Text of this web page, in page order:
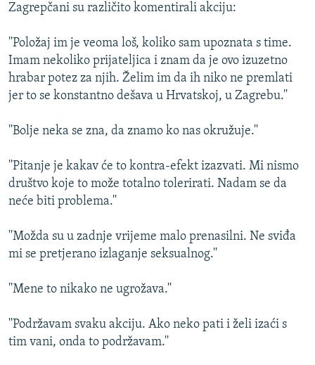
Zagrepčani su različito komentirali akciju:
''Položaj im je veoma loš, koliko sam upoznata s time.
Imam nekoliko prijateljica i znam da je ovo izuzetno
hrabar potez za njih. Želim im da ih niko ne premlati
jer to se konstantno dešava u Hrvatskoj, u Zagrebu.''
''Bolje neka se zna, da znamo ko nas okružuje.''
''Pitanje je kakav će to kontra-efekt izazvati. Mi nismo
društvo koje to može totalno tolerirati. Nadam se da
neće biti problema.''
''Možda su u zadnje vrijeme malo prenasilni. Ne sviđa
mi se pretjerano izlaganje seksualnog.''
''Mene to nikako ne ugrožava.''
''Podržavam svaku akciju. Ako neko pati i želi izaći s
tim vani, onda to podržavam.''